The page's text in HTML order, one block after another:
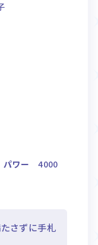
パワー
4000
さずに手札